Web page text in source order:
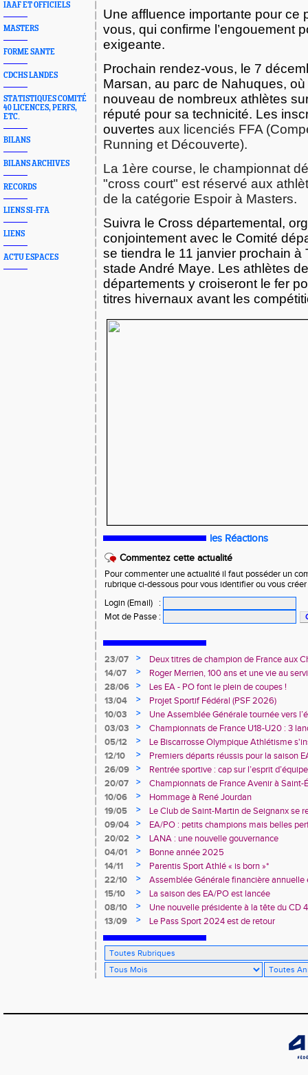
IAAF ET OFFICIELS
MASTERS
FORME SANTE
CDCHS LANDES
STATISTIQUES COMITÉ
40 LICENCES, PERFS,
ETC.
BILANS
BILANS ARCHIVES
RECORDS
LIENS SI-FFA
LIENS
ACTU ESPACES
Une affluence importante pour ce
vous, qui confirme l’engouement
exigeante.
Prochain rendez-vous, le 7
Marsan, au parc de Nahuques, où
nouveau de nombreux athlètes
réputé pour sa technicité. Les
ouvertes aux licenciés FFA
Running et Découverte).
La 1ère course, le championnat
"cross court" est réservé aux
de la catégorie Espoir à Masters.
Suivra le Cross départemental ,
conjointement avec le Comité
se tiendra le 11 janvier prochain à
stade André Maye. Les athlètes
départements y croiseront le fer
titres hivernaux avant les
les Réactions
Commentez cette actualité
Pour commenter une actualité il faut posséder un
rubrique ci-dessous pour vous identifier ou vous
Login (Email)
:
Mot de Passe :
23/07 >
Deux titres de champion de France aux
Avenir !
14/07 >
Roger Merrien, 100 ans et une vie au
28/06
>
Les EA - PO font le plein de coupes !
13/04
>
Projet Sportif Fédéral (PSF 2026)
10/03
>
Une Assemblée Générale tournée vers
03/03
>
Championnats de France U18-U20 : 3
deux champions de France
05/12 >
Le Biscarrosse Olympique Athlétisme
"Du Stade vers l'Emploi"
12/10 >
Premiers départs réussis pour la saison
26/09
>
Rentrée sportive : cap sur l’esprit
20/07
>
Championnats de France Avenir à Saint-
rendez-vous
10/06 >
Hommage à René Jourdan
19/05
>
Le Club de Saint-Martin de Seignanx se
09/04
>
EA/PO : petits champions mais belles
20/02
>
LANA : une nouvelle gouvernance
04/01
>
Bonne année 2025
14/11
>
Parentis Sport Athlé « is born »*
22/10
>
Assemblée Générale financière
des Landes d’Athlétisme
15/10 >
La saison des EA/PO est lancée
08/10
>
Une nouvelle présidente à la tête du CD
13/09
> Le Pass Sport 2024 est de retour